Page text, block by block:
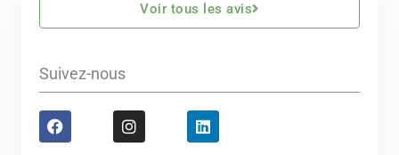
Voir tous les avis
Suivez-nous
F
a
I
n
L
i